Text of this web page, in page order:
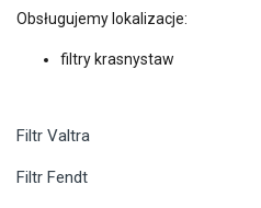
Obsługujemy lokalizacje:
filtry krasnystaw
Filtr Valtra
Filtr Fendt